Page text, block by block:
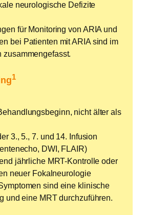
neurologische Defizite
für Monitoring von ARIA und
bei Patienten mit ARIA sind im
zusammengefasst.
1
nicht älter als
3., 5., 7. und 14. Infusion
DWI, FLAIR)
jährliche MRT-Kontrolle oder
neuer Fokalneurologie
sind eine klinische
und eine MRT durchzuführen.